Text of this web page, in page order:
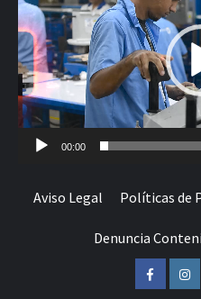
vídeo
00:00
Aviso Legal Políticas de
Denuncia
Facebook